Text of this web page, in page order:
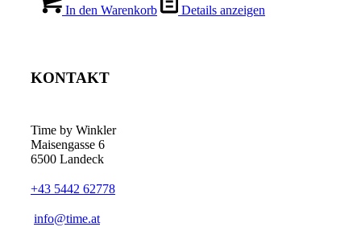
In den Warenkorb Details anzeigen
KONTAKT
Time by Winkler
Maisengasse 6
6500 Landeck
+43 5442 62778
­info@time.at